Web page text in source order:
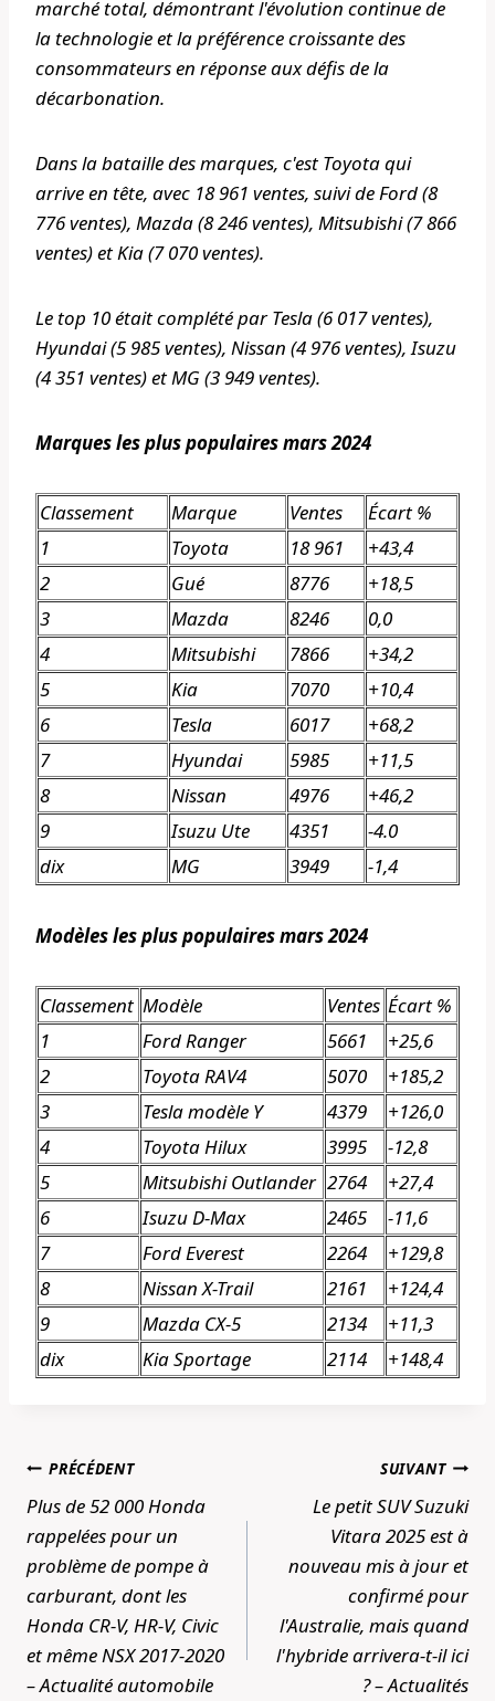
marché total, démontrant l'évolution continue de
la technologie et la préférence croissante des
consommateurs en réponse aux défis de la
décarbonation.
Dans la bataille des marques, c'est Toyota qui
arrive en tête, avec 18 961 ventes, suivi de Ford (8
776 ventes), Mazda (8 246 ventes), Mitsubishi (7 866
ventes) et Kia (7 070 ventes).
Le top 10 était complété par Tesla (6 017 ventes),
Hyundai (5 985 ventes), Nissan (4 976 ventes), Isuzu
(4 351 ventes) et MG (3 949 ventes).
Marques les plus populaires mars 2024
Classement Marque Ventes
Écart %
1
Toyota 18 961
+43,4
2
Gué 8776
+18,5
3
Mazda 8246
0,0
4
Mitsubishi 7866
+34,2
5
Kia 7070
+10,4
6
Tesla 6017
+68,2
7
Hyundai 5985
+11,5
8
Nissan 4976
+46,2
9
Isuzu Ute 4351
-4.0
dix
MG 3949 -1,4
Modèles les plus populaires mars 2024
Classement Modèle Ventes Écart %
1
Ford Ranger 5661
+25,6
2
Toyota RAV4 5070
+185,2
3
Tesla modèle Y 4379
+126,0
4
Toyota Hilux 3995
-12,8
5
Mitsubishi Outlander 2764
+27,4
6
Isuzu D-Max 2465
-11,6
7
Ford Everest 2264
+129,8
8
Nissan X-Trail 2161
+124,4
9
Mazda CX-5 2134
+11,3
dix
Kia Sportage 2114 +148,4
Navigation
de
l’article
PRÉCÉDENT
Plus de 52 000 Honda
rappelées pour un
problème de pompe à
carburant, dont les
Honda CR-V, HR-V, Civic
et même NSX 2017-2020
– Actualité automobile
SUIVANT
Le petit SUV Suzuki
Vitara 2025 est à
nouveau mis à jour et
confirmé pour
l'Australie, mais quand
l'hybride arrivera-t-il ici
? – Actualités